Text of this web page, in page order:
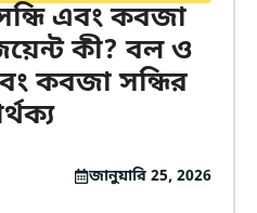
এবং কবজা
কী? বল ও
কবজা সন্ধির
জানুয়ারি 25, 2026